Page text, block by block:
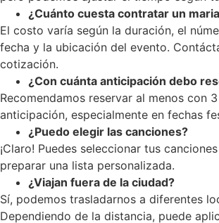
¿Cuánto cuesta contratar un
El costo varía según la duración, el
fecha y la ubicación del evento.
cotización.
¿Con cuánta anticipación debo
Recomendamos reservar al menos con
anticipación, especialmente en fechas
¿Puedo elegir las canciones?
¡Claro! Puedes seleccionar tus
preparar una lista personalizada.
¿Viajan fuera de la ciudad?
Sí, podemos trasladarnos a diferentes
Dependiendo de la distancia, puede